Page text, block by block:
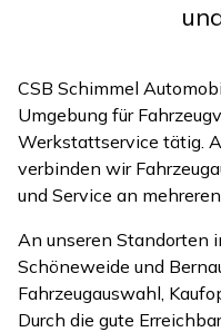
CSB Schimmel
Umgebung für
Werkstattservice tätig.
verbinden wir
und Service an
An unseren Standorten
Schöneweide und
Fahrzeugauswahl,
Durch die gute